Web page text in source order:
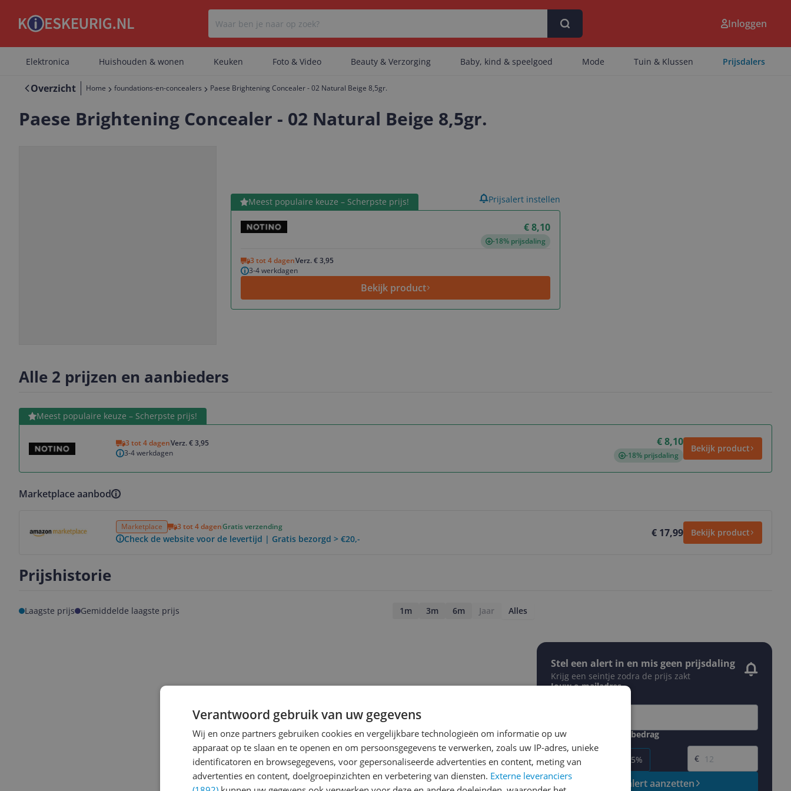
Er zijn geen categorieën gevonden.
Er zijn geen artikelen gevonden.
Inloggen
Elektronica Huishouden & wonen Keuken Foto & Video Beauty & Verzorging Baby, kind & speelgoed Mode Tuin & Klussen Prijsdalers
Overzicht Home foundations-en-concealers Paese Brightening Concealer - 02 Natural Beige 8,5gr.
Paese Brightening Concealer - 02 Natural Beige 8,5gr.
Meest populaire keuze – Scherpste prijs!
€ 8,10
-18% prijsdaling
3 tot 4 dagenVerz. € 3,95
3-4 werkdagen
Bekijk product
Bekijk product Prijsalert instellen
Alle 2 prijzen en aanbieders
Meest populaire keuze – Scherpste prijs!
3 tot 4 dagenVerz. € 3,95
3-4 werkdagen
€ 8,10
-18% prijsdaling
Bekijk product
Bekijk product
Marketplace aanbod
Marketplace 3 tot 4 dagenGratis verzending
Check de website voor de levertijd | Gratis bezorgd > €20,- € 17,99 Bekijk product
Prijshistorie
Laagste prijs Gemiddelde laagste prijs 1m 3m 6m Jaar Alles
Stel een alert in en mis geen prijsdaling
Krijg een seintje zodra de prijs zakt
Jouw e-mailadres
Gewenste daling of bedrag
-5% -15%
Gewenste prijs
€
Prijsalert aanzetten
Verantwoord gebruik van uw gegevens
Wij en onze partners gebruiken cookies en vergelijkbare technologieën om informatie op uw
apparaat op te slaan en te openen en om persoonsgegevens te verwerken, zoals uw IP-adres, unieke
identificatoren en browsegegevens, voor gepersonaliseerde advertenties en content, meting van
advertenties en content, doelgroepinzichten en verbetering van diensten. Externe leveranciers